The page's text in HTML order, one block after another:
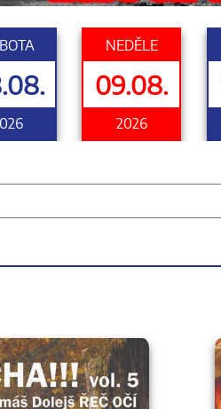
NEDĚLE
09.08.
2026